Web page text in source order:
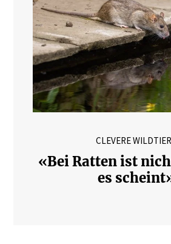
CLEVERE
«Bei Ratten ist
es